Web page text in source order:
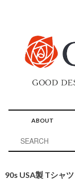
ABOUT
90s USA製 Tシャ